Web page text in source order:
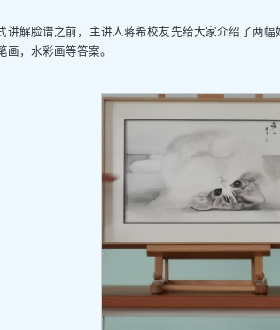
讲解脸谱之前，主讲人蒋希校友先给大家介绍了两
画，水彩画等答案。